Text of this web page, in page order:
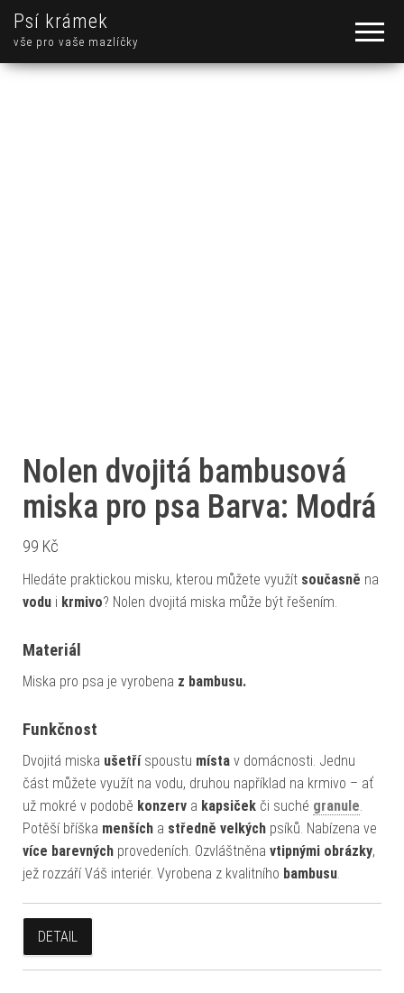
Psí krámek
vše pro vaše mazlíčky
Nolen dvojitá bambusová
miska pro psa Barva: Modrá
99 Kč
Hledáte praktickou misku, kterou můžete využít současně na
vodu i krmivo? Nolen dvojitá miska může být řešením.
Materiál
Miska pro psa je vyrobena z bambusu.
Funkčnost
Dvojitá miska ušetříspoustu místa v domácnosti. Jednu
část můžete využít na vodu, druhou například na krmivo – ať
už mokré v podobě konzerv a kapsiček či suché granule.
Potěší bříška menších a středně velkých psíků. Nabízena ve
více barevných provedeních. Ozvláštněna vtipnými obrázky,
jež rozzáří Váš interiér. Vyrobena z kvalitního bambusu.
DETAIL